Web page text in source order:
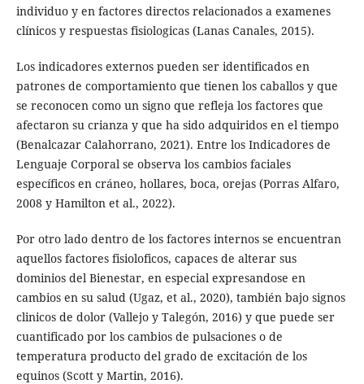
individuo y en factores directos relacionados a examenes
clínicos y respuestas fisiologicas (Lanas Canales, 2015).
Los indicadores externos pueden ser identificados en
patrones de comportamiento que tienen los caballos y que
se reconocen como un signo que refleja los factores que
afectaron su crianza y que ha sido adquiridos en el tiempo
(Benalcazar Calahorrano, 2021). Entre los Indicadores de
Lenguaje Corporal se observa los cambios faciales
específicos en cráneo, hollares, boca, orejas (Porras Alfaro,
2008 y Hamilton et al., 2022).
Por otro lado dentro de los factores internos se encuentran
aquellos factores fisioloficos, capaces de alterar sus
dominios del Bienestar, en especial expresandose en
cambios en su salud (Ugaz, et al., 2020), también bajo signos
clinicos de dolor (Vallejo y Talegón, 2016) y que puede ser
cuantificado por los cambios de pulsaciones o de
temperatura producto del grado de excitación de los
equinos (Scott y Martin, 2016).